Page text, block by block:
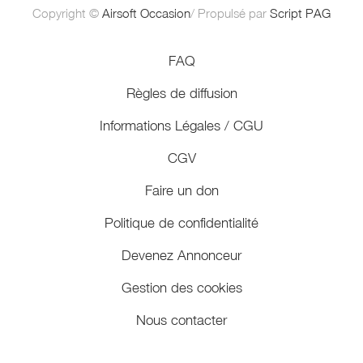
Copyright © Airsoft Occasion/ Propulsé par Script PAG
FAQ
Règles de diffusion
Informations Légales / CGU
CGV
Faire un don
Politique de confidentialité
Devenez Annonceur
Gestion des cookies
Nous contacter